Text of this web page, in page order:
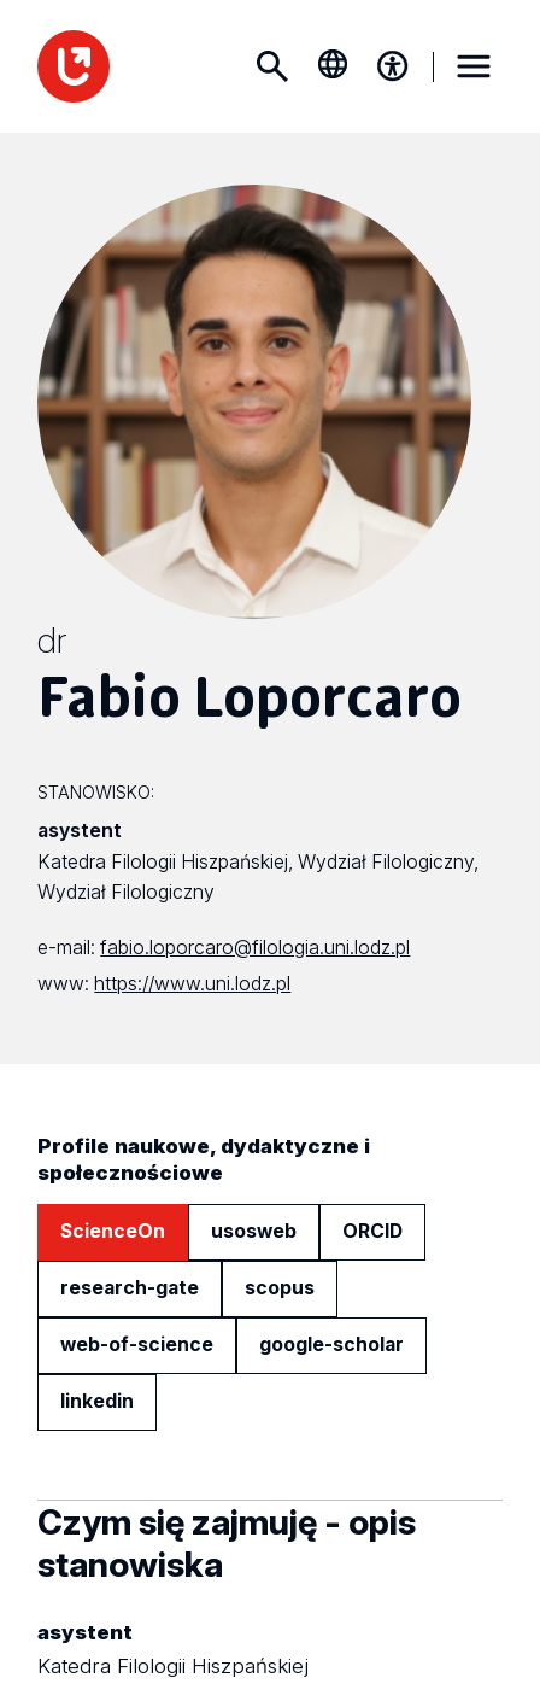
dr
Fabio Loporcaro
STANOWISKO:
asystent
Katedra Filologii Hiszpańskiej, Wydział Filologiczny,
Wydział Filologiczny
e-mail:fabio.loporcaro@filologia.uni.lodz.pl
www:https://www.uni.lodz.pl
Profile naukowe, dydaktyczne i
społecznościowe
ScienceOn usosweb ORCID
research-gate scopus
web-of-science google-scholar
linkedin
Czym się zajmuję - opis
stanowiska
asystent
Katedra Filologii Hiszpańskiej